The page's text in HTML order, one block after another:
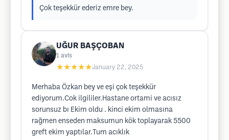
Çok teşekkür ederiz emre bey.
UĞUR BAŞÇOBAN
1 avis
★★★★★January 22, 2025
Merhaba Özkan bey ve eşi çok teşekkür
ediyorum.Cok ilgililer.Hastane ortami ve acısız
sorunsuz bı Ekim oldu . kinci ekim olmasına
rağmen enseden maksumun kök toplayarak 5500
greft ekim yaptılar.Tum acıklık